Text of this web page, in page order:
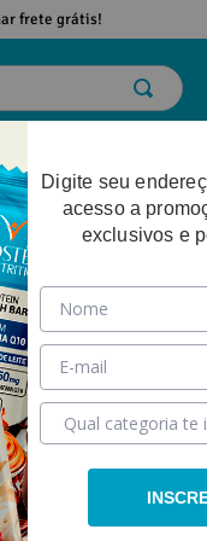
frete grátis!
Digite seu
acesso a
exclusivos e